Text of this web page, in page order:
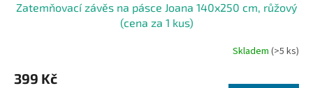
Zatemňovací závěs na pásce Joana 140x250 cm, růžový
(cena za 1 kus)
Skladem (>5 ks)
399 Kč